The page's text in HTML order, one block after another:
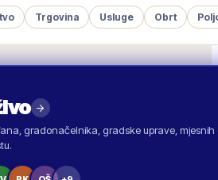
Trgovina Usluge Obrt
gradonačelnika, gradske uprave,